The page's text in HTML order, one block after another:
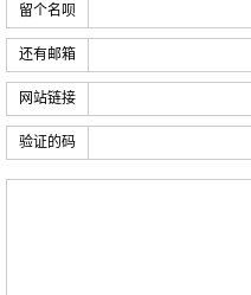
留个名呗
还有邮箱
网站链接
验证的码